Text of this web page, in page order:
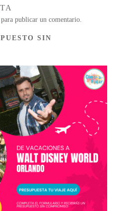
para publicar un comentario.
SIN